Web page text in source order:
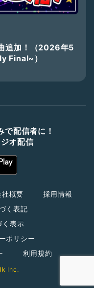
追加！（2026年5
Final~）
で配信者に！
オ配信
社概要
採用情報
く表記
く表示
ポリシー
利用規約
Inc.